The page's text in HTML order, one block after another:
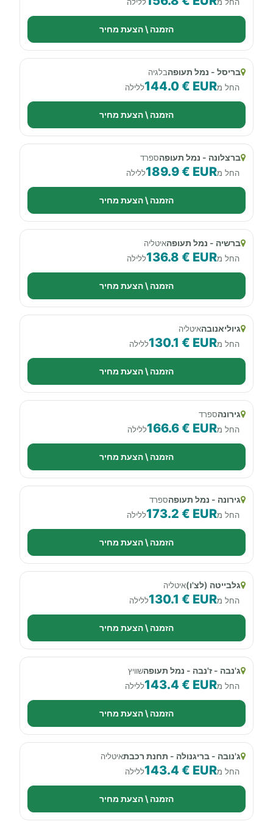
הזמנה \ הצעת מחיר
בריסל - נמל תעופהבלגיה
החל מ144.0 € EURללילה
הזמנה \ הצעת מחיר
ברצלונה - נמל תעופהספרד
החל מ189.9 € EURללילה
הזמנה \ הצעת מחיר
ברשיה - נמל תעופהאיטליה
החל מ136.8 € EURללילה
הזמנה \ הצעת מחיר
גיוליאנובהאיטליה
החל מ130.1 € EURללילה
הזמנה \ הצעת מחיר
גירונהספרד
החל מ166.6 € EURללילה
הזמנה \ הצעת מחיר
גירונה - נמל תעופהספרד
החל מ173.2 € EURללילה
הזמנה \ הצעת מחיר
גלבייטה (לצ'ו)איטליה
החל מ130.1 € EURללילה
הזמנה \ הצעת מחיר
ג'נבה - ז'נבה - נמל תעופהשוויץ
החל מ143.4 € EURללילה
הזמנה \ הצעת מחיר
ג'נובה - בריגנולה - תחנת רכבתאיטליה
החל מ143.4 € EURללילה
הזמנה \ הצעת מחיר